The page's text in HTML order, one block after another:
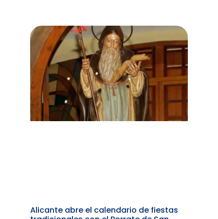
Alicante abre el calendario de fiestas